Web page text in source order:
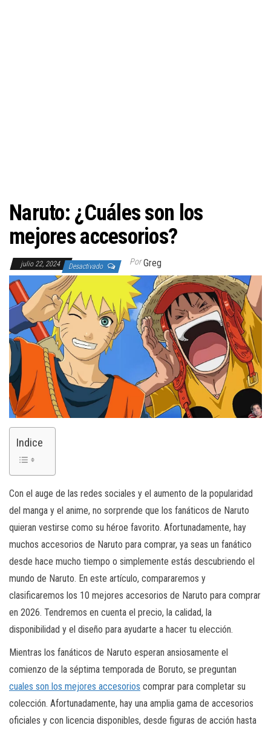
Naruto: ¿Cuáles son los
mejores accesorios?
julio 22, 2024 Desactivado Por Greg
Indice
Con el auge de las redes sociales y el aumento de la popularidad
del manga y el anime, no sorprende que los fanáticos de Naruto
quieran vestirse como su héroe favorito. Afortunadamente, hay
muchos accesorios de Naruto para comprar, ya seas un fanático
desde hace mucho tiempo o simplemente estás descubriendo el
mundo de Naruto. En este artículo, compararemos y
clasificaremos los 10 mejores accesorios de Naruto para comprar
en 2026. Tendremos en cuenta el precio, la calidad, la
disponibilidad y el diseño para ayudarte a hacer tu elección.
Mientras los fanáticos de Naruto esperan ansiosamente el
comienzo de la séptima temporada de Boruto, se preguntan
cuales son los mejores accesorios comprar para completar su
colección. Afortunadamente, hay una amplia gama de accesorios
oficiales y con licencia disponibles, desde figuras de acción hasta